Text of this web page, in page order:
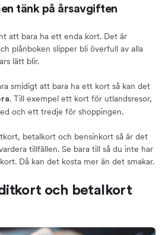
tänk på årsavgiften
att bara ha ett enda kort. Det är
plånboken slipper bli överfull av alla
lätt blir.
smidigt att bara ha ett kort så kan det
. Till exempel ett kort för utlandsresor,
och ett tredje för shoppingen.
betalkort och bensinkort så är det
tillfällen. Se bara till så du inte har
Då kan det kosta mer än det smakar.
och betalkort